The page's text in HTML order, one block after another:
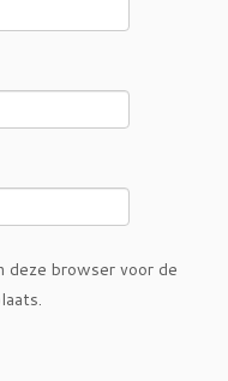
deze browser voor de